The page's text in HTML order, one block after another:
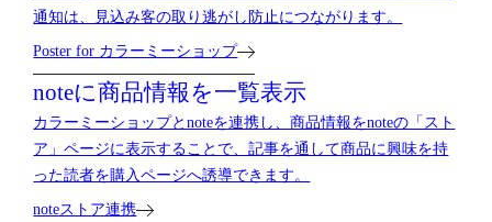
通知は、見込み客の取り逃がし防止につながります。
Poster for カラーミーショップ
noteに商品情報を一覧表示
カラーミーショップとnoteを連携し、商品情報をnoteの「スト
ア」ページに表示することで、記事を通して商品に興味を持
った読者を購入ページへ誘導できます。
noteストア連携